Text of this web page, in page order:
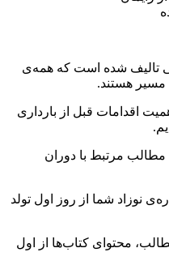
تالیف شده است که همه‌ی
مسیر هستند.
اقدامات قبل از بارداری
مطالب مرتبط با دوران
نوزاد شما از روز اول تولد
محتوای کتاب‌ها از اول